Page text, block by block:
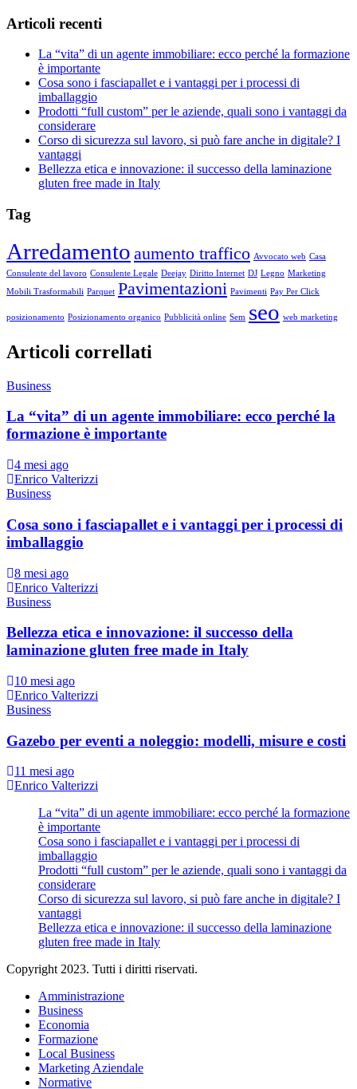
Articoli recenti
La “vita” di un agente immobiliare: ecco perché la formazione
è importante
Cosa sono i fasciapallet e i vantaggi per i processi di
imballaggio
Prodotti “full custom” per le aziende, quali sono i vantaggi da
considerare
Corso di sicurezza sul lavoro, si può fare anche in digitale? I
vantaggi
Bellezza etica e innovazione: il successo della laminazione
gluten free made in Italy
Tag
Arredamento aumento traffico Avvocato web Casa
Consulente del lavoro Consulente Legale Deejay Diritto Internet DJ Legno Marketing
Mobili Trasformabili Parquet Pavimentazioni Pavimenti Pay Per Click
posizionamento Posizionamento organico Pubblicità online Sem seo web marketing
Articoli correllati
Business
La “vita” di un agente immobiliare: ecco perché la
formazione è importante
4 mesi ago
Enrico Valterizzi
Business
Cosa sono i fasciapallet e i vantaggi per i processi di
imballaggio
8 mesi ago
Enrico Valterizzi
Business
Bellezza etica e innovazione: il successo della
laminazione gluten free made in Italy
10 mesi ago
Enrico Valterizzi
Business
Gazebo per eventi a noleggio: modelli, misure e costi
11 mesi ago
Enrico Valterizzi
La “vita” di un agente immobiliare: ecco perché la formazione
è importante
Cosa sono i fasciapallet e i vantaggi per i processi di
imballaggio
Prodotti “full custom” per le aziende, quali sono i vantaggi da
considerare
Corso di sicurezza sul lavoro, si può fare anche in digitale? I
vantaggi
Bellezza etica e innovazione: il successo della laminazione
gluten free made in Italy
Copyright 2023. Tutti i diritti riservati.
Amministrazione
Business
Economia
Formazione
Local Business
Marketing Aziendale
Normative